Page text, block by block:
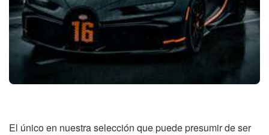
El único en nuestra selección que puede presumir de ser